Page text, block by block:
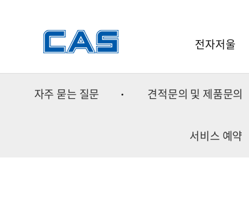
전자저울
전자저울
분동
자주 묻는 질문 견적문의 및 제품문의
서비스 예약